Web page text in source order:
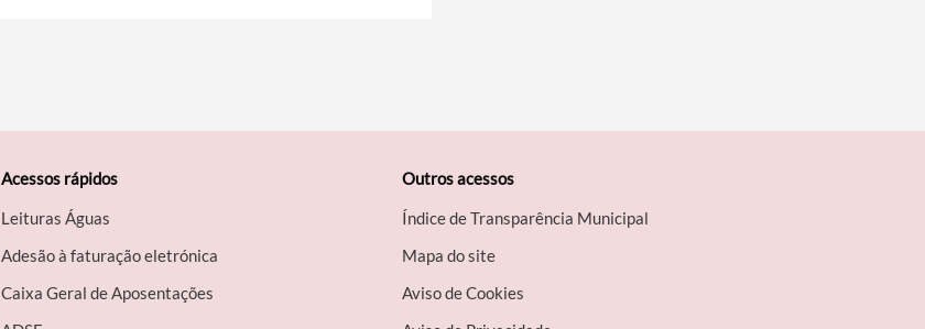
Acessos rápidos
Leituras Águas
Adesão à faturação eletrónica
Caixa Geral de Aposentações
Outros acessos
Índice de Transparência Municipal
Mapa do site
Aviso de Cookies